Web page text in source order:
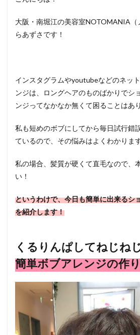
大阪・南堀江の美容室NOTOMANIA（
らあずさです！
インスタグラムやyoutubeなどのネッ
ンジは、ロングヘアのものばかりでシ
ンジってなかなか無くて困ることはあ
私も短めのボブにしてから毎日試行錯
ているので、その悩みはよくわかりま
私の場合、髪質が硬くて直毛なので、
い！
というわけで、今日も簡単に出来るシ
を紹介します！
くるりんぱしてねじね
簡単ボブアレンジの作